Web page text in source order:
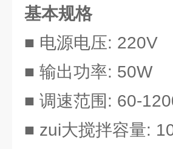
基本规格
■ 电源电压: 220V
■ 输出功率: 50W
■ 调速范围: 60-
■ zui大搅拌容量: